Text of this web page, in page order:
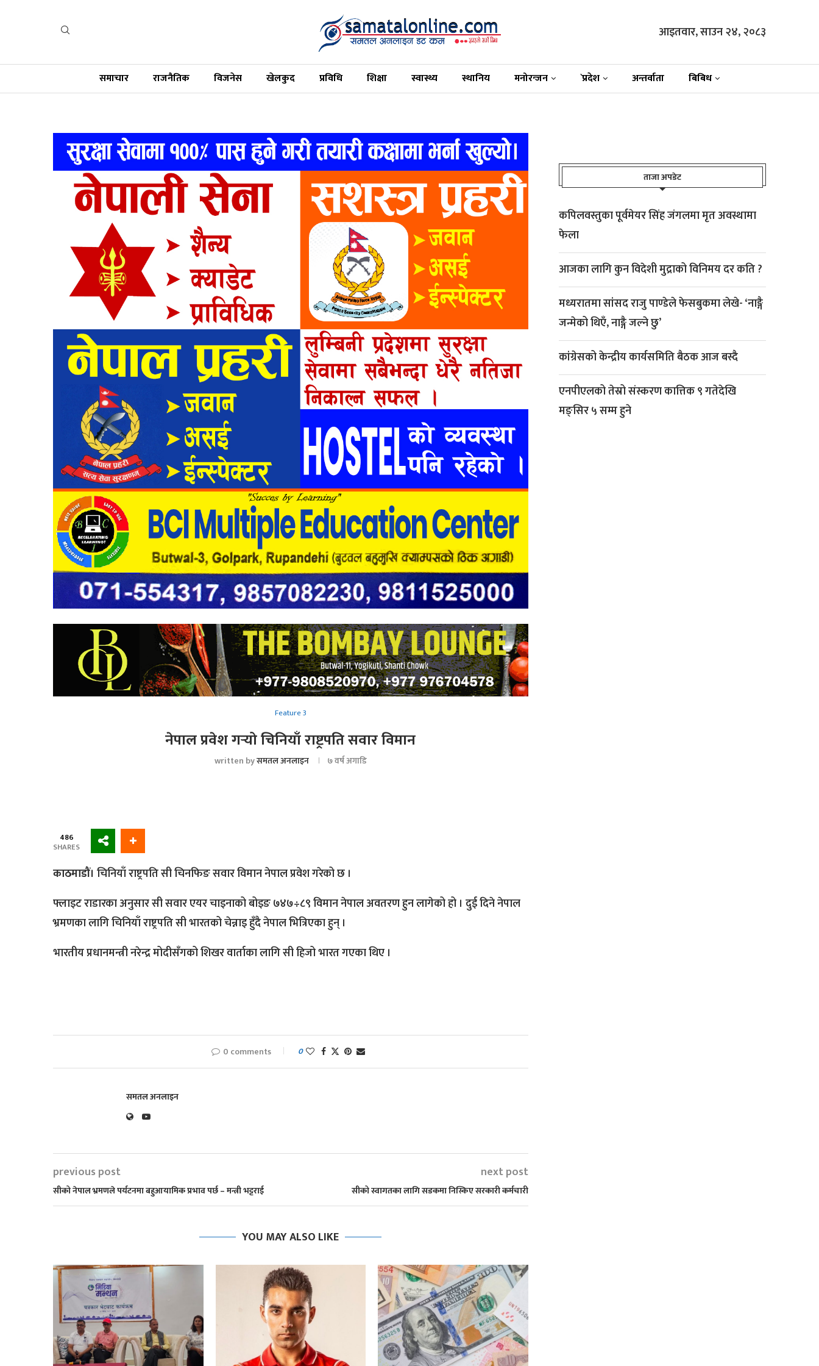
आइतवार, साउन २४, २०८३
समाचार राजनैतिक विजनेस खेलकुद प्रविधि शिक्षा स्वास्थ्य स्थानिय मनोरन्जन `प्रदेश अन्तर्वाता बिबिध
Feature 3
नेपाल प्रवेश गर्‍यो चिनियाँ राष्ट्रपति सवार विमान
written byसमतल अनलाइन ७ वर्ष अगाडि
486
SHARES
काठमाडौं। चिनियाँ राष्ट्रपति सी चिनफिङ सवार विमान नेपाल प्रवेश गरेको छ ।
फ्लाइट राडारका अनुसार सी सवार एयर चाइनाको बोइङ ७४७÷८९ विमान नेपाल अवतरण हुन लागेको हो । दुई दिने नेपाल
भ्रमणका लागि चिनियाँ राष्ट्रपति सी भारतको चेन्नाइ हुँदै नेपाल भित्रिएका हुन् ।
भारतीय प्रधानमन्त्री नरेन्द्र मोदीसँगको शिखर वार्ताका लागि सी हिजो भारत गएका थिए ।
0 comments 0
समतल अनलाइन
previous post
सीको नेपाल भ्रमणले पर्यटनमा बहुआयामिक प्रभाव पर्छ – मन्त्री भट्टराई
next post
सीको स्वागतका लागि सडकमा निस्किए सरकारी कर्मचारी
YOU MAY ALSO LIKE
ताजा अपडेट
कपिलवस्तुका पूर्वमेयर सिंह जंगलमा मृत अवस्थामा
फेला
आजका लागि कुन विदेशी मुद्राको विनिमय दर कति ?
मध्यरातमा सांसद राजु पाण्डेले फेसबुकमा लेखे- ‘नाङ्गै
जन्मेको थिएँ, नाङ्गै जल्ने छु’
कांग्रेसको केन्द्रीय कार्यसमिति बैठक आज बस्दै
एनपीएलको तेस्रो संस्करण कात्तिक ९ गतेदेखि
मङ्सिर ५ सम्म हुने